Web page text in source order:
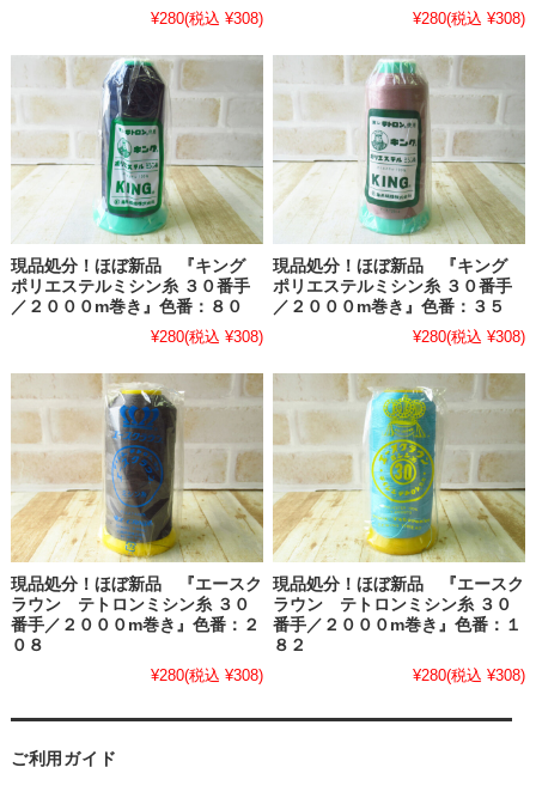
¥280(税込 ¥308)
¥280(税込 ¥308)
現品処分！ほぼ新品 『キング
ポリエステルミシン糸 ３０番手
／２０００m巻き』色番：８０
¥280(税込 ¥308)
現品処分！ほぼ新品 『キング
ポリエステルミシン糸 ３０番手
／２０００m巻き』色番：３５
¥280(税込 ¥308)
現品処分！ほぼ新品 『エースク
ラウン テトロンミシン糸 ３０
番手／２０００m巻き』色番：２
０８
¥280(税込 ¥308)
現品処分！ほぼ新品 『エースク
ラウン テトロンミシン糸 ３０
番手／２０００m巻き』色番：１
８２
¥280(税込 ¥308)
ご利用ガイド